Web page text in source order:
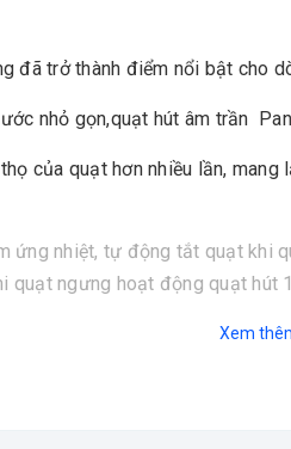
đã trở thành điểm nổi bật cho
nhỏ gọn,quạt hút âm trần
của quạt hơn nhiều lần,
nhiệt, tự động tắt quạt khi
ngưng hoạt động quạt hút
Xem